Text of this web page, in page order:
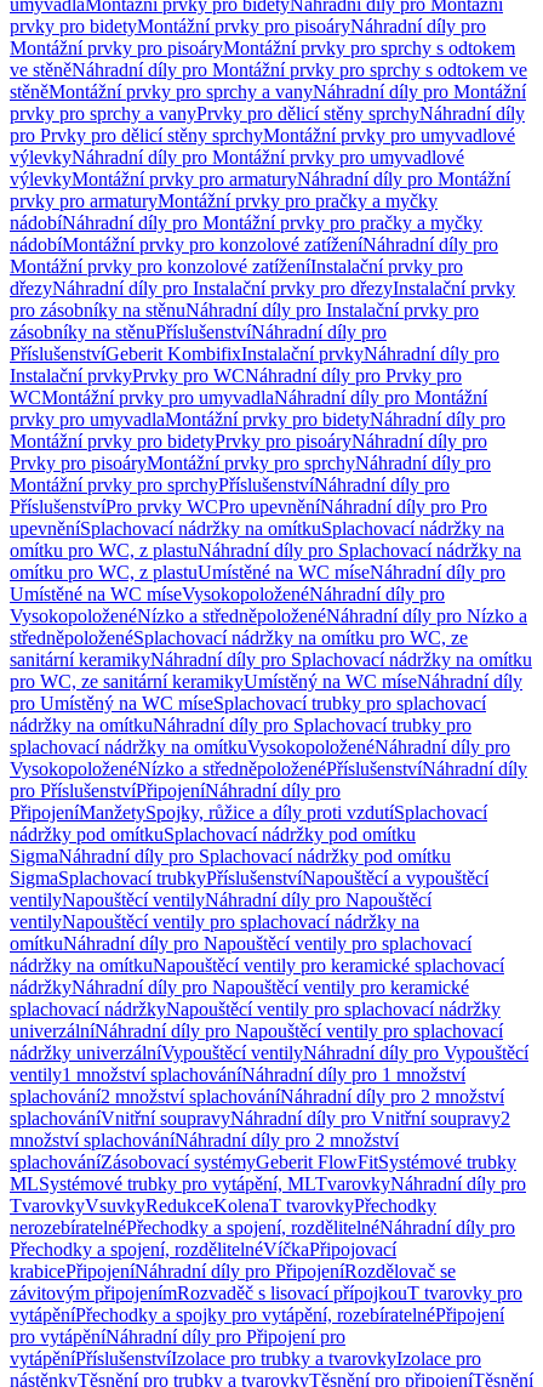
umyvadlaMontážní prvky pro bidetyNáhradní díly pro Montážní
prvky pro bidetyMontážní prvky pro pisoáryNáhradní díly pro
Montážní prvky pro pisoáryMontážní prvky pro sprchy s odtokem
ve stěněNáhradní díly pro Montážní prvky pro sprchy s odtokem ve
stěněMontážní prvky pro sprchy a vanyNáhradní díly pro Montážní
prvky pro sprchy a vanyPrvky pro dělicí stěny sprchyNáhradní díly
pro Prvky pro dělicí stěny sprchyMontážní prvky pro umyvadlové
výlevkyNáhradní díly pro Montážní prvky pro umyvadlové
výlevkyMontážní prvky pro armaturyNáhradní díly pro Montážní
prvky pro armaturyMontážní prvky pro pračky a myčky
nádobíNáhradní díly pro Montážní prvky pro pračky a myčky
nádobíMontážní prvky pro konzolové zatíženíNáhradní díly pro
Montážní prvky pro konzolové zatíženíInstalační prvky pro
dřezyNáhradní díly pro Instalační prvky pro dřezyInstalační prvky
pro zásobníky na stěnuNáhradní díly pro Instalační prvky pro
zásobníky na stěnuPříslušenstvíNáhradní díly pro
PříslušenstvíGeberit KombifixInstalační prvkyNáhradní díly pro
Instalační prvkyPrvky pro WCNáhradní díly pro Prvky pro
WCMontážní prvky pro umyvadlaNáhradní díly pro Montážní
prvky pro umyvadlaMontážní prvky pro bidetyNáhradní díly pro
Montážní prvky pro bidetyPrvky pro pisoáryNáhradní díly pro
Prvky pro pisoáryMontážní prvky pro sprchyNáhradní díly pro
Montážní prvky pro sprchyPříslušenstvíNáhradní díly pro
PříslušenstvíPro prvky WCPro upevněníNáhradní díly pro Pro
upevněníSplachovací nádržky na omítkuSplachovací nádržky na
omítku pro WC, z plastuNáhradní díly pro Splachovací nádržky na
omítku pro WC, z plastuUmístěné na WC míseNáhradní díly pro
Umístěné na WC míseVysokopoloženéNáhradní díly pro
VysokopoloženéNízko a středněpoloženéNáhradní díly pro Nízko a
středněpoloženéSplachovací nádržky na omítku pro WC, ze
sanitární keramikyNáhradní díly pro Splachovací nádržky na omítku
pro WC, ze sanitární keramikyUmístěný na WC míseNáhradní díly
pro Umístěný na WC míseSplachovací trubky pro splachovací
nádržky na omítkuNáhradní díly pro Splachovací trubky pro
splachovací nádržky na omítkuVysokopoloženéNáhradní díly pro
VysokopoloženéNízko a středněpoloženéPříslušenstvíNáhradní díly
pro PříslušenstvíPřipojeníNáhradní díly pro
PřipojeníManžetySpojky, růžice a díly proti vzdutíSplachovací
nádržky pod omítkuSplachovací nádržky pod omítku
SigmaNáhradní díly pro Splachovací nádržky pod omítku
SigmaSplachovací trubkyPříslušenstvíNapouštěcí a vypouštěcí
ventilyNapouštěcí ventilyNáhradní díly pro Napouštěcí
ventilyNapouštěcí ventily pro splachovací nádržky na
omítkuNáhradní díly pro Napouštěcí ventily pro splachovací
nádržky na omítkuNapouštěcí ventily pro keramické splachovací
nádržkyNáhradní díly pro Napouštěcí ventily pro keramické
splachovací nádržkyNapouštěcí ventily pro splachovací nádržky
univerzálníNáhradní díly pro Napouštěcí ventily pro splachovací
nádržky univerzálníVypouštěcí ventilyNáhradní díly pro Vypouštěcí
ventily1 množství splachováníNáhradní díly pro 1 množství
splachování2 množství splachováníNáhradní díly pro 2 množství
splachováníVnitřní soupravyNáhradní díly pro Vnitřní soupravy2
množství splachováníNáhradní díly pro 2 množství
splachováníZásobovací systémyGeberit FlowFitSystémové trubky
MLSystémové trubky pro vytápění, MLTvarovkyNáhradní díly pro
TvarovkyVsuvkyRedukceKolenaT tvarovkyPřechodky
nerozebíratelnéPřechodky a spojení, rozdělitelnéNáhradní díly pro
Přechodky a spojení, rozdělitelnéVíčkaPřipojovací
krabicePřipojeníNáhradní díly pro PřipojeníRozdělovač se
závitovým připojenímRozvaděč s lisovací přípojkouT tvarovky pro
vytápěníPřechodky a spojky pro vytápění, rozebíratelnéPřipojení
pro vytápěníNáhradní díly pro Připojení pro
vytápěníPříslušenstvíIzolace pro trubky a tvarovkyIzolace pro
nástěnkyTěsnění pro trubky a tvarovkyTěsnění pro připojeníTěsnění